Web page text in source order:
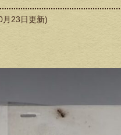
月23日更新)